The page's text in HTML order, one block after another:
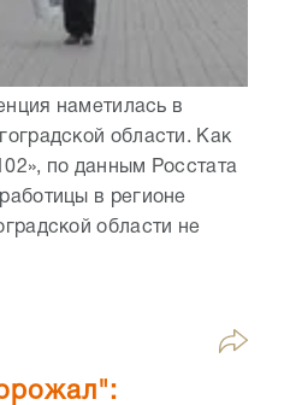
наметилась в
области. Как
по данным Росстата
в регионе
области не